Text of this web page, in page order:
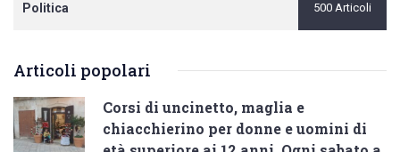
Politica 500 Articoli
Articoli popolari
Corsi di uncinetto, maglia e
chiacchierino per donne e uomini di